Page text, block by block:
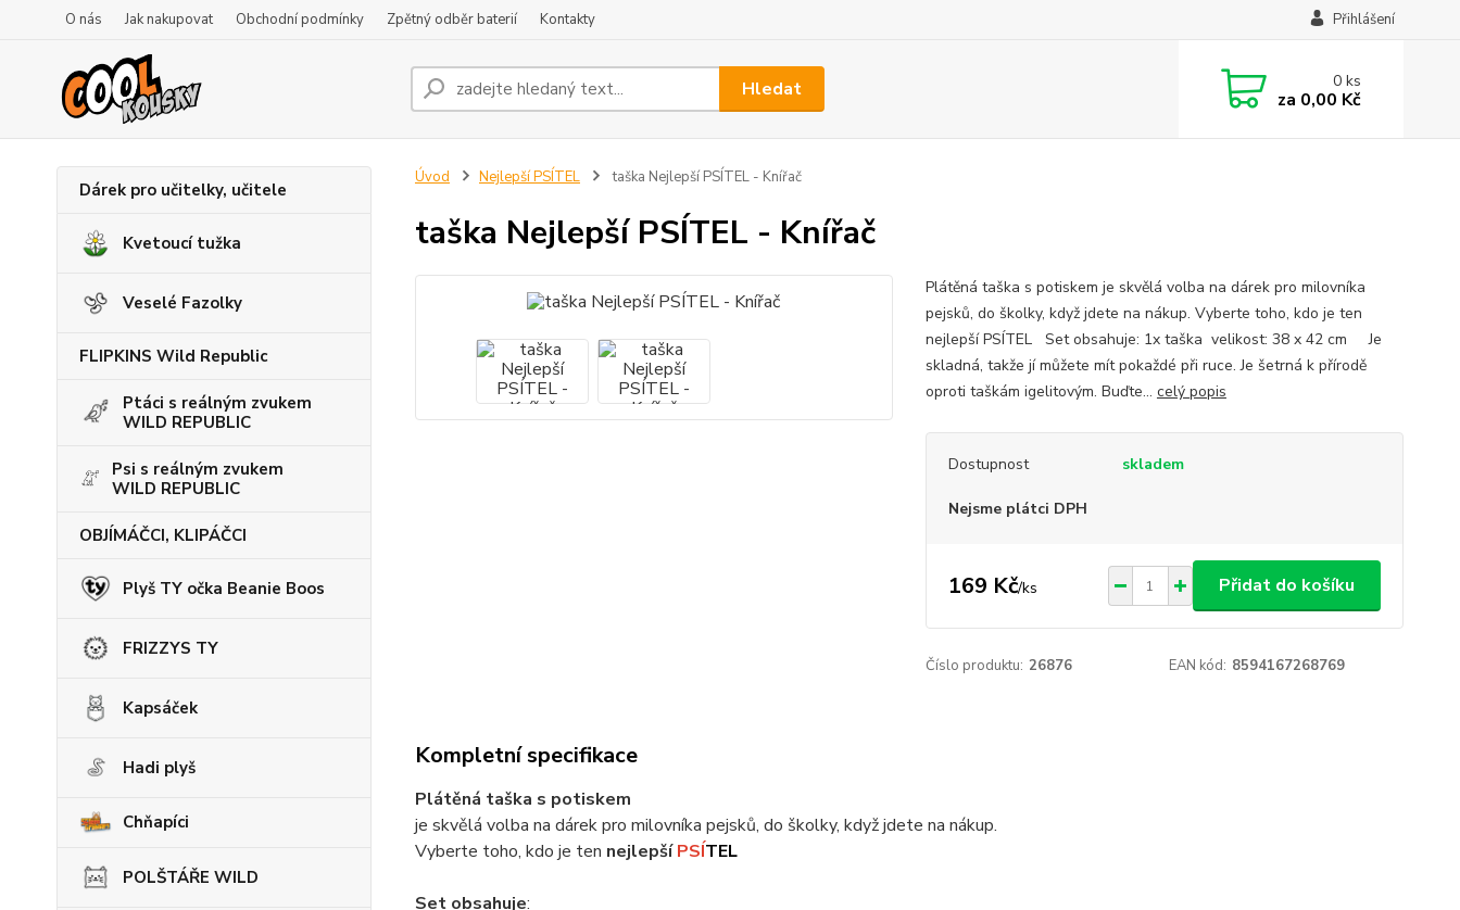
O nás Jak nakupovat Obchodní podmínky Zpětný odběr baterií Kontakty Přihlášení
Hledat 0ks
za 0,00 Kč
Dárek pro učitelky, učitele
Kvetoucí tužka
Veselé Fazolky
FLIPKINS Wild Republic
Ptáci s reálným zvukem
WILD REPUBLIC
Psi s reálným zvukem
WILD REPUBLIC
OBJÍMÁČCI, KLIPÁČCI
Plyš TY očka Beanie Boos
FRIZZYS TY
Kapsáček
Hadi plyš
Chňapíci
POLŠTÁŘE WILD
Úvod Nejlepší PSÍTEL taška Nejlepší PSÍTEL - Knířač
taška Nejlepší PSÍTEL - Knířač
Plátěná taška s potiskem je skvělá volba na dárek pro milovníka
pejsků, do školky, když jdete na nákup. Vyberte toho, kdo je ten
nejlepší PSÍTEL Set obsahuje: 1x taška velikost: 38 x 42 cm Je
skladná, takže jí můžete mít pokaždé při ruce. Je šetrná k přírodě
oproti taškám igelitovým. Buďte... celý popis
Dostupnost skladem
Nejsme plátci DPH
169 Kč/ks Přidat do košíku
Číslo produktu: 26876 EAN kód: 8594167268769
Kompletní specifikace
Plátěná taška s potiskem
je skvělá volba na dárek pro milovníka pejsků, do školky, když jdete na nákup.
Vyberte toho, kdo je ten nejlepšíPSÍTEL
Set obsahuje: